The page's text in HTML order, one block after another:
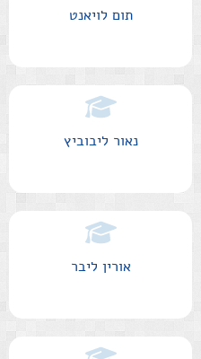
תום לויאנט
נאור ליבוביץ
אורין ליבר